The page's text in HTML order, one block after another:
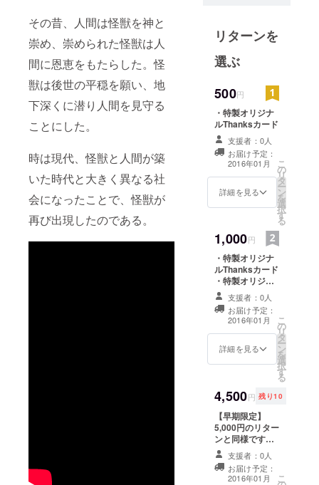
その昔、人間は怪獣を神と
崇め、崇められた怪獣は人
間に恩恵をもたらした。怪
獣は後世の平穏を願い、地
下深くに潜り人間を見守る
ことにした。
時は現代、怪獣と人間が築
いた時代と大きく異なる社
会になったことで、怪獣が
再び出現したのである。
地域の文
化・歴史・
習慣といっ
た地域の源
となる力の
象徴であり
守り神であ
る。
リターンを
選ぶ
500円
・特製オリジナ
ルThanksカード
支援者：0人
お届け予定：
2016年01月
詳細を見る
こ
の
リ
タ
ー
ン
を
選
択
す
る
1,000円
・特製オリジナ
ルThanksカード
・特製オリジナ
ルカンバッジ
支援者：0人
お届け予定：
2016年01月
詳細を見る
こ
の
リ
タ
ー
ン
を
選
択
す
る
4,500円 残り10
【早期限定】
5,000円のリター
ンと同様です。
・特製オリジナ
ルThanksカード
・特製オリジナ
支援者：0人
お届け予定：
2016年01月
こ